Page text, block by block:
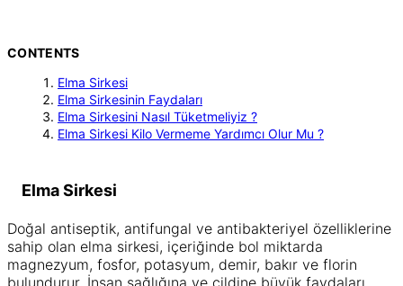
CONTENTS
Elma Sirkesi
Elma Sirkesinin Faydaları
Elma Sirkesini Nasıl Tüketmeliyiz ?
Elma Sirkesi Kilo Vermeme Yardımcı Olur Mu ?
Elma Sirkesi
Doğal antiseptik, antifungal ve antibakteriyel özelliklerine
sahip olan elma sirkesi, içeriğinde bol miktarda
magnezyum, fosfor, potasyum, demir, bakır ve florin
bulundurur. İnsan sağlığına ve cildine büyük faydaları